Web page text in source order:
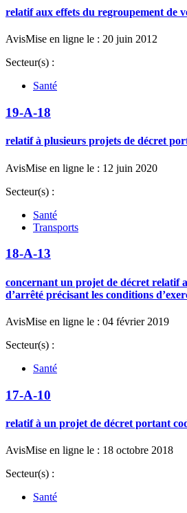
relatif aux effets du regroupement de
AvisMise en ligne le : 20 juin 2012
Secteur(s) :
Santé
19-A-18
relatif à plusieurs projets de décret
AvisMise en ligne le : 12 juin 2020
Secteur(s) :
Santé
Transports
18-A-13
concernant un projet de décret relatif
d’arrêté précisant les conditions
AvisMise en ligne le : 04 février 2019
Secteur(s) :
Santé
17-A-10
relatif à un projet de décret portant
AvisMise en ligne le : 18 octobre 2018
Secteur(s) :
Santé